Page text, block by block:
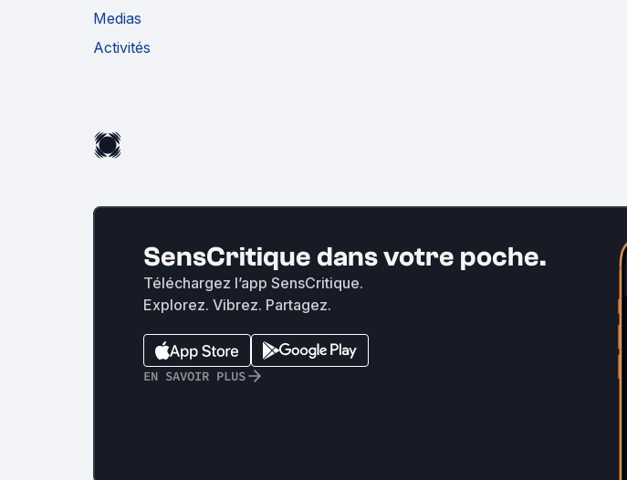
Medias
Activités
SensCritique dans votre poche.
Téléchargez l’app SensCritique.
Explorez. Vibrez. Partagez.
EN SAVOIR PLUS